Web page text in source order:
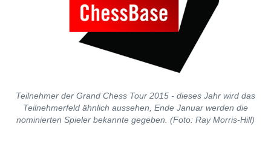
Teilnehmer der Grand Chess Tour 2015 - dieses Jahr wird das
Teilnehmerfeld ähnlich aussehen, Ende Januar werden die
nominierten Spieler bekannte gegeben. (Foto: Ray Morris-Hill)